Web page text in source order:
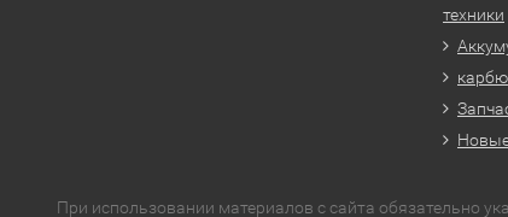
техники
При использовании материалов с сайта обязательно